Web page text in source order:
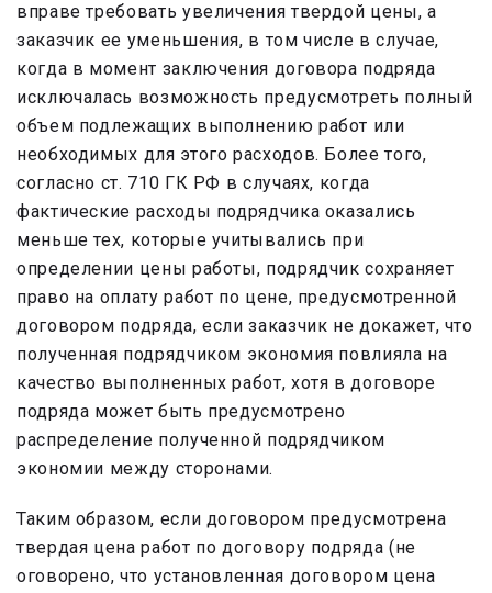
вправе требовать увеличения твердой цены, а
заказчик ее уменьшения, в том числе в случае,
когда в момент заключения договора подряда
исключалась возможность предусмотреть полный
объем подлежащих выполнению работ или
необходимых для этого расходов. Более того,
согласно ст. 710 ГК РФ в случаях, когда
фактические расходы подрядчика оказались
меньше тех, которые учитывались при
определении цены работы, подрядчик сохраняет
право на оплату работ по цене, предусмотренной
договором подряда, если заказчик не докажет, что
полученная подрядчиком экономия повлияла на
качество выполненных работ, хотя в договоре
подряда может быть предусмотрено
распределение полученной подрядчиком
экономии между сторонами.
Таким образом, если договором предусмотрена
твердая цена работ по договору подряда (не
оговорено, что установленная договором цена